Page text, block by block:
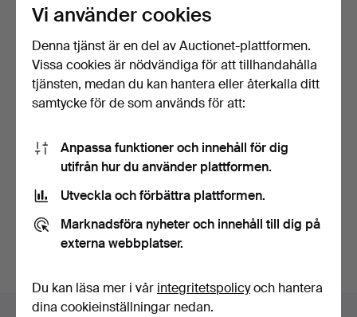
SIMON GATE. Skål, tonat
kristallglas, sign…
3 dagar
64 USD
Du kan också söka ivårt arkiv med avslutade auktioner
Sidfotsnavigation
Vi använder cookies
Denna tjänst är en del av Auctionet-plattformen.
Vissa cookies är nödvändiga för att tillhandahålla
tjänsten, medan du kan hantera eller återkalla ditt
samtycke för de som används för att:
Anpassa funktioner och innehåll för dig
utifrån hur du använder plattformen.
Utveckla och förbättra plattformen.
Marknadsföra nyheter och innehåll till dig på
externa webbplatser.
Du kan läsa mer i vår integritetspolicyoch hantera
dina cookieinställningar nedan.